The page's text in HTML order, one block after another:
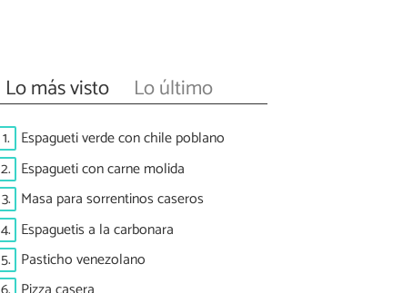
Lo más visto Lo último
1. Espagueti verde con chile poblano
2. Espagueti con carne molida
3. Masa para sorrentinos caseros
4. Espaguetis a la carbonara
5. Pasticho venezolano